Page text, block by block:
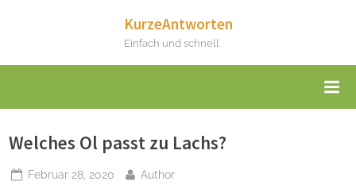
KurzeAntworten
Einfach und schnell
Welches Ol passt zu Lachs?
Posted
Februar 28, 2020 By
Author